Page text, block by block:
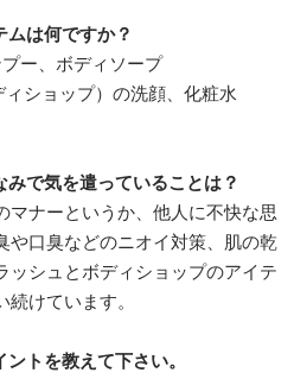
は何ですか？
ー、ボディソープ
ィショップ）の洗顔、化粧水
で気を遣っていることは？
マナーというか、他人に不快な思
や口臭などのニオイ対策、肌の乾
ッシュとボディショップのアイテ
けています。
トを教えて下さい。